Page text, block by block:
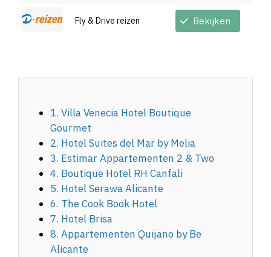
Fly & Drive reizen Bekijken
1. Villa Venecia Hotel Boutique
Gourmet
2. Hotel Suites del Mar by Melia
3. Estimar Appartementen 2 & Two
4. Boutique Hotel RH Canfali
5. Hotel Serawa Alicante
6. The Cook Book Hotel
7. Hotel Brisa
8. Appartementen Quijano by Be
Alicante